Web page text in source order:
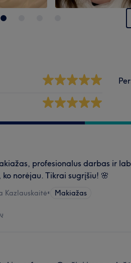
profesionalus darbas ir
norėjau. Tikrai sugrįšiu! 🌸
Kazlauskaitė• Makiažas